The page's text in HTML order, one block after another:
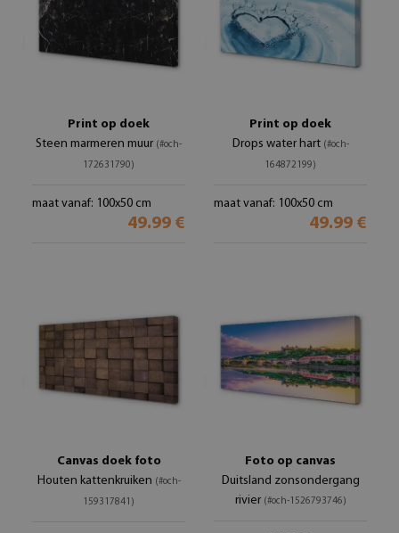
Print op doek
Steen marmeren muur (#och-
172631790)
maat vanaf: 100x50 cm
49.99 €
Print op doek
Drops water hart (#och-
164872199)
maat vanaf: 100x50 cm
49.99 €
Canvas doek foto
Houten kattenkruiken (#och-
159317841)
Foto op canvas
Duitsland zonsondergang
rivier (#och-1526793746)